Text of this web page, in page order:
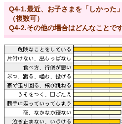
Q4-1.最近、お子さまを「しかった
（複数可）
Q4-2.その他の場合はどんなことで